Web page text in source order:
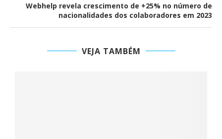
Webhelp revela crescimento de +25% no número de
nacionalidades dos colaboradores em 2023
VEJA TAMBÉM